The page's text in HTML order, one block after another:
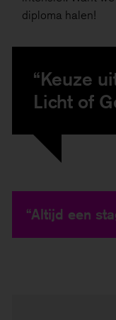
diploma halen!
“Keuze
Licht of
“Altijd een